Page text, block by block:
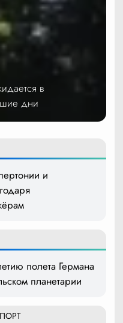
в
дни
и
полета Германа
планетарии